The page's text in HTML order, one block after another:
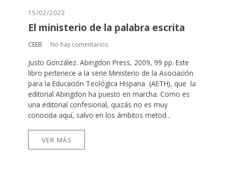
15/02/2022
El ministerio de la palabra escrita
CEEB No hay comentarios
Justo González. Abingdon Press, 2009, 99 pp. Este
libro pertenece a la serie Ministerio de la Asociación
para la Educación Teológica Hispana (AETH), que la
editorial Abingdon ha puesto en marcha. Como es
una editorial confesional, quizás no es muy
conocida aquí, salvo en los ámbitos metod...
VER MÁS